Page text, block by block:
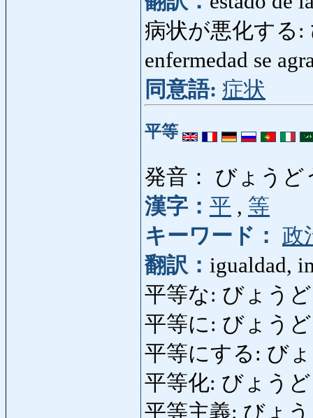
病状が悪化する
enfermedad se
同意語: 症状
平等
発音： びょうど
漢字： 平 , 等
キーワード： 政
翻訳： igualdad,
平等な: びょう
平等に: びょうど
平等にする: び
平等化: びょう
平等主義: びょ